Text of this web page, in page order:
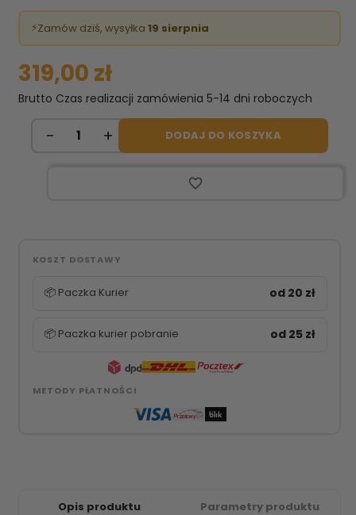
⚡Zamów dziś, wysyłka 19 sierpnia
319,00 zł
Brutto Czas realizacji zamówienia 5-14 dni roboczych
DODAJ DO KOSZYKA
favorite_border
KOSZT DOSTAWY
📦 Paczka Kurier od 20 zł
📦 Paczka kurier pobranie od 25 zł
METODY PŁATNOŚCI
Opis produktu Parametry produktu